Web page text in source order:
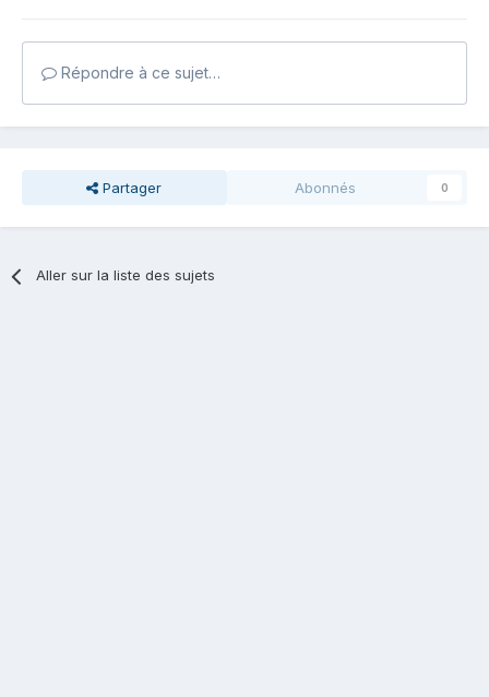
Répondre à ce sujet…
Partager Abonnés 0
Aller sur la liste des sujets